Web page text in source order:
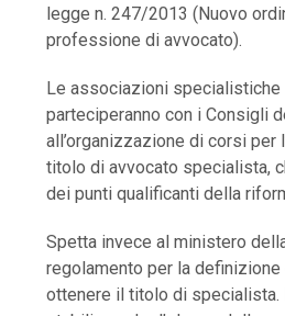
legge n. 247/2013 (Nuovo
professione di avvocato).
Le associazioni specialistiche
parteciperanno con i Consigli
all’organizzazione di corsi per
titolo di avvocato specialista,
dei punti qualificanti della
Spetta invece al ministero
regolamento per la
ottenere il titolo di specialista.